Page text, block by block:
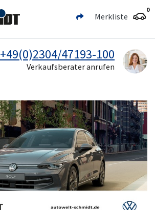
Merkliste
0
+49(0)2304/47193-100
Verkaufsberater anrufen